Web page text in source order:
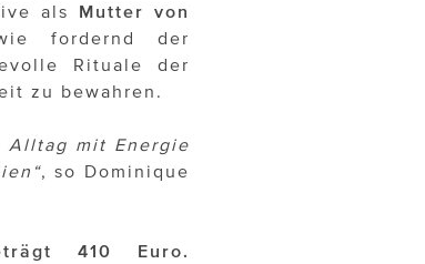
als Mutter von
fordernd der
Rituale der
zu bewahren.
Alltag mit Energie
, so Dominique
410 Euro.